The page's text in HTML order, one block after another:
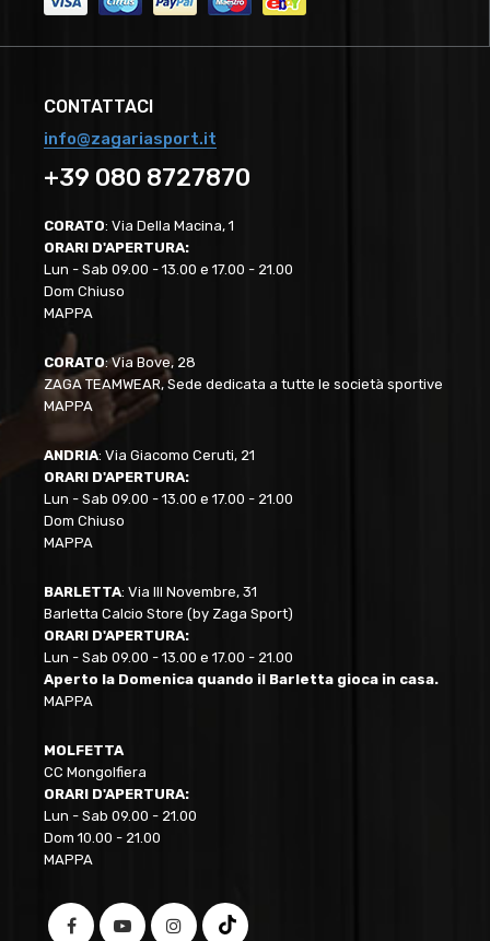
CONTATTACI
info@zagariasport.it
+39 080 8727870
CORATO: Via Della Macina, 1
ORARI D'APERTURA:
Lun - Sab 09.00 - 13.00 e 17.00 - 21.00
Dom Chiuso
MAPPA
CORATO: Via Bove, 28
ZAGA TEAMWEAR, Sede dedicata a tutte le società sportive
MAPPA
ANDRIA: Via Giacomo Ceruti, 21
ORARI D'APERTURA:
Lun - Sab 09.00 - 13.00 e 17.00 - 21.00
Dom Chiuso
MAPPA
BARLETTA: Via III Novembre, 31
Barletta Calcio Store (by Zaga Sport)
ORARI D'APERTURA:
Lun - Sab 09.00 - 13.00 e 17.00 - 21.00
Aperto la Domenica quando il Barletta gioca in casa.
MAPPA
MOLFETTA
CC Mongolfiera
ORARI D'APERTURA:
Lun - Sab 09.00 - 21.00
Dom 10.00 - 21.00
MAPPA